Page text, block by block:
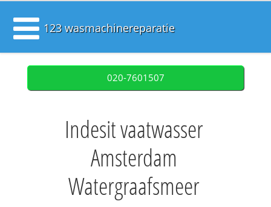
123 wasmachinereparatie
020-7601507
Indesit vaatwasser
Amsterdam
Watergraafsmeer